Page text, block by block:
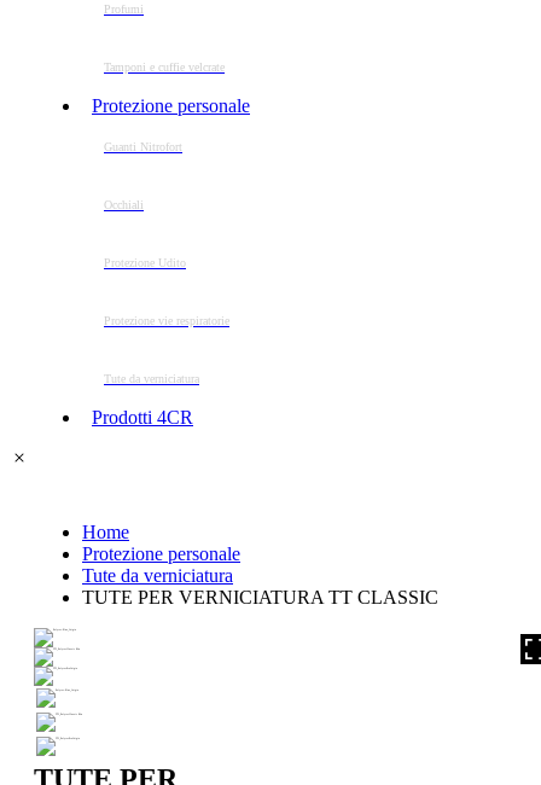
Profumi
Tamponi e cuffie velcrate
Protezione personale
Guanti Nitrofort
Occhiali
Protezione Udito
Protezione vie respiratorie
Tute da verniciatura
Prodotti 4CR
Home
Protezione personale
Tute da verniciatura
TUTE PER VERNICIATURA TT CLASSIC